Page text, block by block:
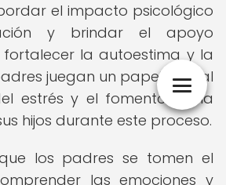
el impacto psicológico
y brindar el apoyo
la autoestima y la
juegan un papel crucial
estrés y el fomento de la
hijos durante este proceso.
los padres se tomen el
las emociones y